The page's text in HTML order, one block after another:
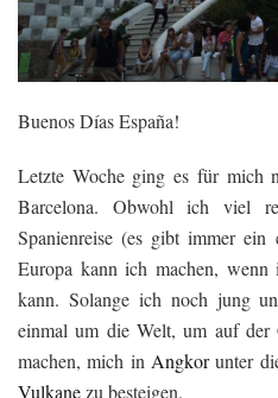
Buenos Días España!
Letzte Woche ging es für mich
Barcelona. Obwohl ich viel
Spanienreise (es gibt immer
Europa kann ich machen,
kann. Solange ich noch jung
einmal um die Welt, um auf der
machen, mich inAngkorunter
Vulkanezu besteigen.